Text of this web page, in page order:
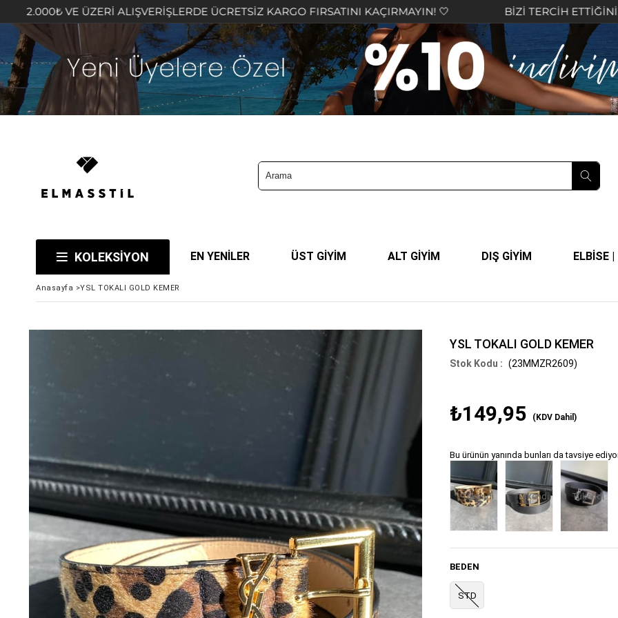
ALIŞVERİŞLERDE ÜCRETSİZ KARGO FIRSATINI KAÇIRMAYIN! 🤍 BİZİ TERCİH ETTİĞİNİZ İÇİN
KOLEKSİYON EN YENİLER ÜST GİYİM ALT GİYİM DIŞ GİYİM ELBİSE
Anasayfa >YSL TOKALI GOLD KEMER
YSL TOKALI GOLD KEMER
(23MMZR2609)
₺149,95 (KDV Dahil)
Bu ürünün yanında bunları da tavsiye
Tükendi Tükendi Tükendi
BEDEN
STD